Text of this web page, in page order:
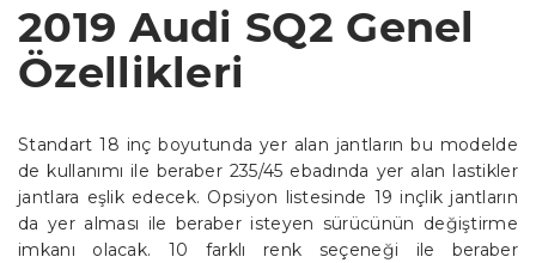
2019 Audi SQ2 Genel
Özellikleri
Standart 18 inç boyutunda yer alan jantların bu modelde
de kullanımı ile beraber 235/45 ebadında yer alan lastikler
jantlara eşlik edecek. Opsiyon listesinde 19 inçlik jantların
da yer alması ile beraber isteyen sürücünün değiştirme
imkanı olacak. 10 farklı renk seçeneği ile beraber